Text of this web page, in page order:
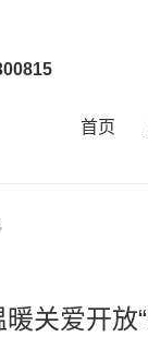
首页
暖关爱开